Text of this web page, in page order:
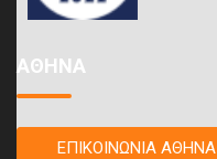
ΑΘΗΝΑ
ΕΠΙΚΟΙΝΩΝΙΑ ΑΘΗΝΑ